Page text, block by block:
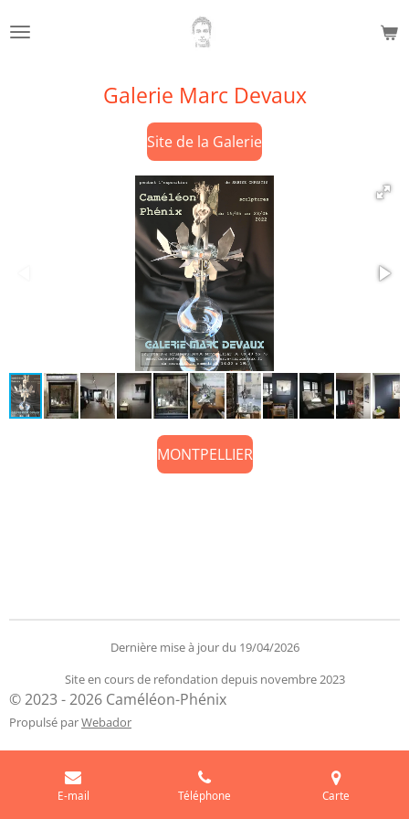
au
Galerie Marc Devaux
Site de la Galerie
MONTPELLIER
Dernière mise à jour du 19/04/2026
Site en cours de refondation depuis novembre 2023
© 2023 - 2026 Caméléon-Phénix
Propulsé parWebador
E-mail Téléphone Carte